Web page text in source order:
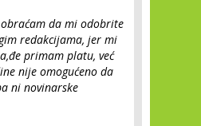
da mi odobrite
redakcijama, jer mi
primam platu, već
nije omogućeno da
ni novinarske